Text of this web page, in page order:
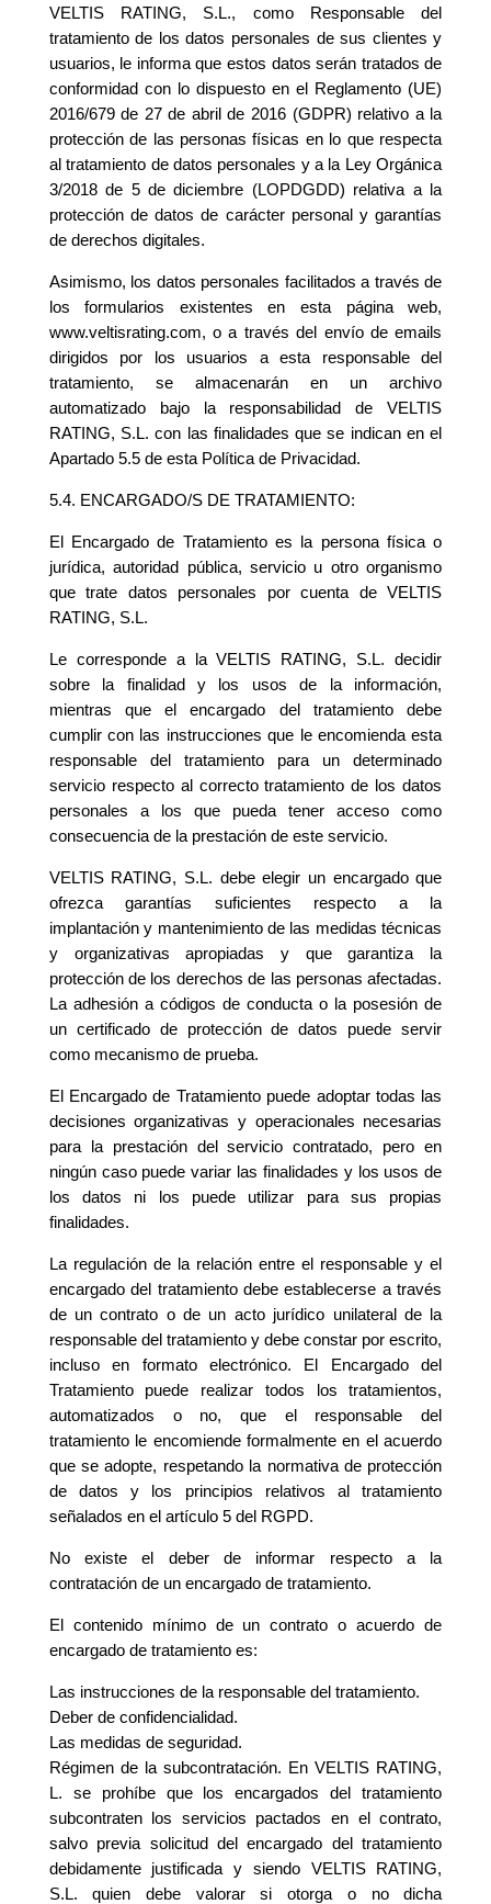
VELTIS RATING, S.L., como Responsable del
tratamiento de los datos personales de sus clientes y
usuarios, le informa que estos datos serán tratados de
conformidad con lo dispuesto en el Reglamento (UE)
2016/679 de 27 de abril de 2016 (GDPR) relativo a la
protección de las personas físicas en lo que respecta
al tratamiento de datos personales y a la Ley Orgánica
3/2018 de 5 de diciembre (LOPDGDD) relativa a la
protección de datos de carácter personal y garantías
de derechos digitales.
Asimismo, los datos personales facilitados a través de
los formularios existentes en esta página web,
www.veltisrating.com, o a través del envío de emails
dirigidos por los usuarios a esta responsable del
tratamiento, se almacenarán en un archivo
automatizado bajo la responsabilidad de VELTIS
RATING, S.L. con las finalidades que se indican en el
Apartado 5.5 de esta Política de Privacidad.
5.4. ENCARGADO/S DE TRATAMIENTO:
El Encargado de Tratamiento es la persona física o
jurídica, autoridad pública, servicio u otro organismo
que trate datos personales por cuenta de VELTIS
RATING, S.L.
Le corresponde a la VELTIS RATING, S.L. decidir
sobre la finalidad y los usos de la información,
mientras que el encargado del tratamiento debe
cumplir con las instrucciones que le encomienda esta
responsable del tratamiento para un determinado
servicio respecto al correcto tratamiento de los datos
personales a los que pueda tener acceso como
consecuencia de la prestación de este servicio.
VELTIS RATING, S.L. debe elegir un encargado que
ofrezca garantías suficientes respecto a la
implantación y mantenimiento de las medidas técnicas
y organizativas apropiadas y que garantiza la
protección de los derechos de las personas afectadas.
La adhesión a códigos de conducta o la posesión de
un certificado de protección de datos puede servir
como mecanismo de prueba.
El Encargado de Tratamiento puede adoptar todas las
decisiones organizativas y operacionales necesarias
para la prestación del servicio contratado, pero en
ningún caso puede variar las finalidades y los usos de
los datos ni los puede utilizar para sus propias
finalidades.
La regulación de la relación entre el responsable y el
encargado del tratamiento debe establecerse a través
de un contrato o de un acto jurídico unilateral de la
responsable del tratamiento y debe constar por escrito,
incluso en formato electrónico. El Encargado del
Tratamiento puede realizar todos los tratamientos,
automatizados o no, que el responsable del
tratamiento le encomiende formalmente en el acuerdo
que se adopte, respetando la normativa de protección
de datos y los principios relativos al tratamiento
señalados en el artículo 5 del RGPD.
No existe el deber de informar respecto a la
contratación de un encargado de tratamiento.
El contenido mínimo de un contrato o acuerdo de
encargado de tratamiento es:
Las instrucciones de la responsable del tratamiento.
Deber de confidencialidad.
Las medidas de seguridad.
Régimen de la subcontratación. En VELTIS RATING,
L. se prohíbe que los encargados del tratamiento
subcontraten los servicios pactados en el contrato,
salvo previa solicitud del encargado del tratamiento
debidamente justificada y siendo VELTIS RATING,
S.L. quien debe valorar si otorga o no dicha